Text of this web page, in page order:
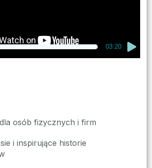
03:20
osób fizycznych i firm
i inspirujące historie